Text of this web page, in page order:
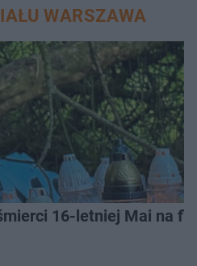
WARSZAWA
16-letniej Mai na